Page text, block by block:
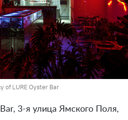
of LURE Oyster Bar
3-я улица Ямского Поля,